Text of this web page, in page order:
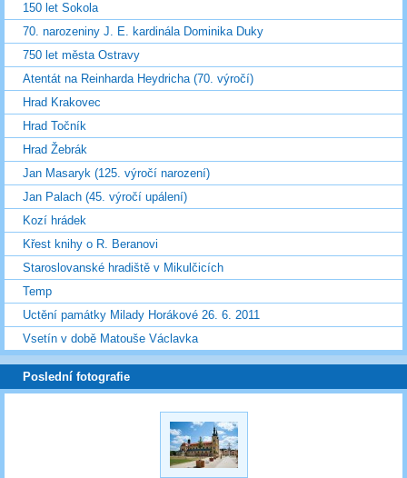
150 let Sokola
70. narozeniny J. E. kardinála Dominika Duky
750 let města Ostravy
Atentát na Reinharda Heydricha (70. výročí)
Hrad Krakovec
Hrad Točník
Hrad Žebrák
Jan Masaryk (125. výročí narození)
Jan Palach (45. výročí upálení)
Kozí hrádek
Křest knihy o R. Beranovi
Staroslovanské hradiště v Mikulčicích
Temp
Uctění památky Milady Horákové 26. 6. 2011
Vsetín v době Matouše Václavka
Poslední fotografie